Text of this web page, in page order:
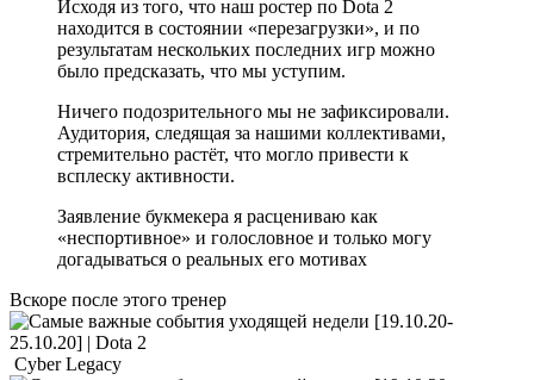
Исходя из того, что наш ростер по Dota 2
находится в состоянии «перезагрузки», и по
результатам нескольких последних игр можно
было предсказать, что мы уступим.
Ничего подозрительного мы не зафиксировали.
Аудитория, следящая за нашими коллективами,
стремительно растёт, что могло привести к
всплеску активности.
Заявление букмекера я расцениваю как
«неспортивное» и голословное и только могу
догадываться о реальных его мотивах
Вскоре после этого тренер
Cyber Legacy